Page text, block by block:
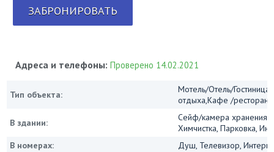
ЗАБРОНИРОВАТЬ
Адреса и телефоны:Проверено 14.02.2021
Тип объекта:
Мотель/Отель/
отдыха,Кафе /рестораны
В здании:
Сейф/камера хранения,
Химчистка, Парковка,
В номерах:
Душ, Телевизор,